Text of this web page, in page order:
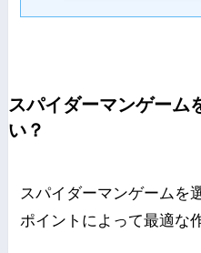
スパイダーマンゲーム
い？
スパイダーマンゲームを
ポイントによって最適な